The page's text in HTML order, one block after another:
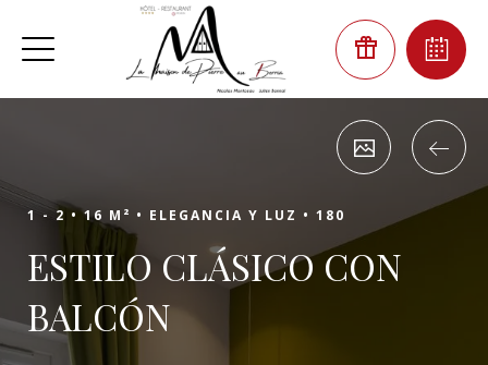
1 - 2 •16 M² • ELEGANCIA Y LUZ • 180
ESTILO CLÁSICO CON
BALCÓN